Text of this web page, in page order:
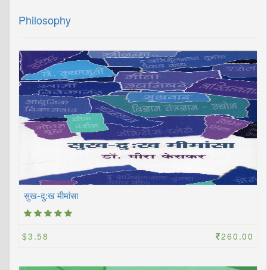
Philosophy
सुख-दु:ख मीमांसा
$3.58 260.00